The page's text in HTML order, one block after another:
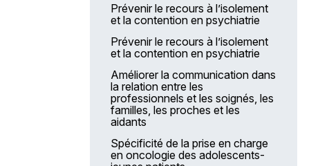
Accompagnement des projets
L’apprentissage au sein de
Nos moyens de communication
Prévenir le recours à l’isolement
et la contention en psychiatrie
Prévenir le recours à l’isolement
et la contention en psychiatrie
Améliorer la communication dans
la relation entre les
professionnels et les soignés, les
familles, les proches et les
aidants
Spécificité de la prise en charge
en oncologie des adolescents-